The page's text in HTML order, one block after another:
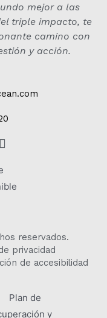
mejor a las
triple impacto, te
camino con
y acción.
reservados.
privacidad
de accesibilidad